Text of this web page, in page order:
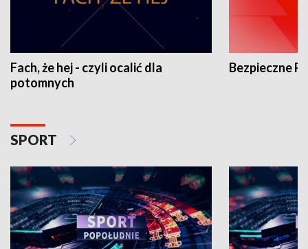
Fach, że hej - czyli ocalić dla
potomnych
Bezpieczne
SPORT